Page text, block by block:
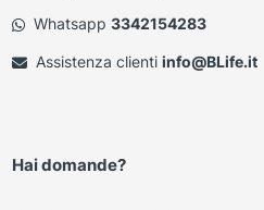
Whatsapp 3342154283
Assistenza clienti info@BLife.it
Hai domande?